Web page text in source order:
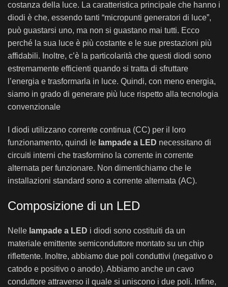
costanza della luce. La caratteristica principale che hanno i
diodi è che, essendo tanti “micropunti generatori di luce”,
può guastarsi uno, ma non si guastano mai tutti. Ecco
perché la sua luce è più costante e le sue prestazioni più
affidabili. Inoltre, c’è la particolarità che questi diodi sono
estremamente efficienti quando si tratta di sfruttare
l’energia e trasformarla in luce. Quindi, con meno energia,
siamo in grado di generare più luce rispetto alla tecnologia
convenzionale
I diodi utilizzano corrente continua (CC) per il loro
funzionamento, quindi le lampade a LED necessitano di
circuiti interni che trasformino la corrente in corrente
alternata per funzionare. Non dimentichiamo che le
installazioni standard sono a corrente alternata (AC).
Composizione di un LED
Nelle lampade a LED i diodi sono costituiti da un
materiale emittente semiconduttore montato su un chip
riflettente. Inoltre, abbiamo due poli conduttivi (negativo o
catodo e positivo o anodo). Abbiamo anche un cavo
conduttore attraverso il quale si uniscono i due poli. Infine,